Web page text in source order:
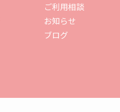
ご利用相談
お知らせ
ブログ